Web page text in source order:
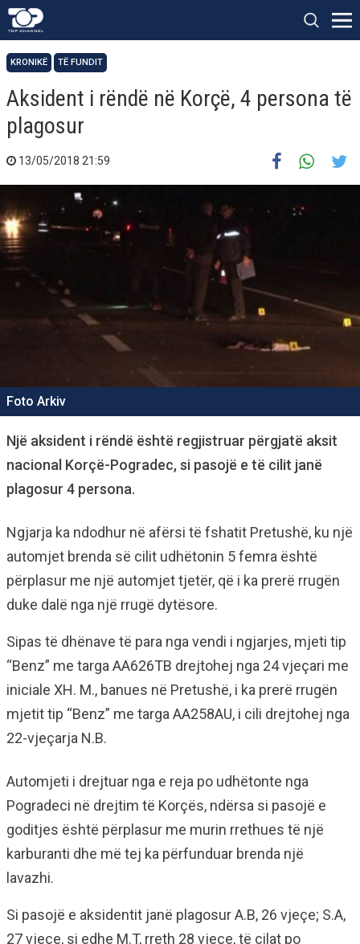
KRONIKË TË FUNDIT
Aksident i rëndë në Korçë, 4 persona të
plagosur
13/05/2018 21:59
Foto Arkiv
Një aksident i rëndë është regjistruar përgjatë aksit
nacional Korçë-Pogradec, si pasojë e të cilit janë
plagosur 4 persona.
Ngjarja ka ndodhur në afërsi të fshatit Pretushë, ku një
automjet brenda së cilit udhëtonin 5 femra është
përplasur me një automjet tjetër, që i ka prerë rrugën
duke dalë nga një rrugë dytësore.
Sipas të dhënave të para nga vendi i ngjarjes, mjeti tip
“Benz” me targa AA626TB drejtohej nga 24 vjeçari me
iniciale XH. M., banues në Pretushë, i ka prerë rrugën
mjetit tip “Benz” me targa AA258AU, i cili drejtohej nga
22-vjeçarja N.B.
Automjeti i drejtuar nga e reja po udhëtonte nga
Pogradeci në drejtim të Korçës, ndërsa si pasojë e
goditjes është përplasur me murin rrethues të një
karburanti dhe më tej ka përfunduar brenda një
lavazhi.
Si pasojë e aksidentit janë plagosur A.B, 26 vjeçe; S.A,
27 vjeçe, si edhe M.T, rreth 28 vjeçe, të cilat po